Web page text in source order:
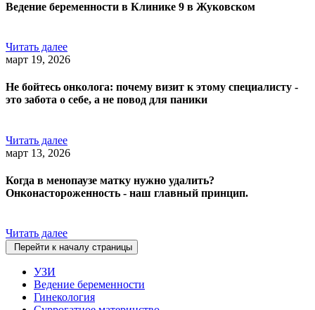
Ведение беременности в Клинике 9 в Жуковском
Читать далее
март 19, 2026
Не бойтесь онколога: почему визит к этому специалисту -
это забота о себе, а не повод для паники
Читать далее
март 13, 2026
Когда в менопаузе матку нужно удалить?
Онконастороженность - наш главный принцип.
Читать далее
Перейти к началу страницы
УЗИ
Ведение беременности
Гинекология